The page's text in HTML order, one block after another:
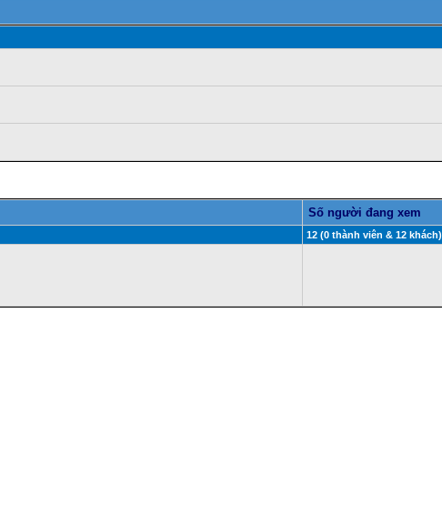
Số người đang xem
12 (0 thành viên & 12 khách)